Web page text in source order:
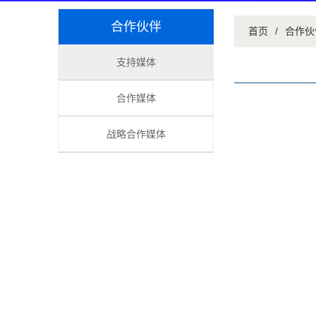
合作伙伴
支持媒体
合作媒体
战略合作媒体
首页 / 合作